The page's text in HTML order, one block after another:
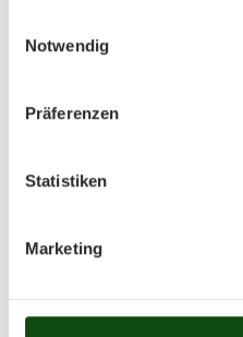
Notwendig
Präferenzen
Statistiken
Marketing